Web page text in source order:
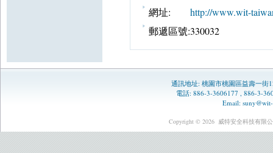
網址:
http://www.wit-
郵遞區號:330032
通訊地址: 桃園市桃園區益壽一街
電話: 886-3-3606177 , 886-3-
Email:
Copyright © 2026 威特安全科技有限